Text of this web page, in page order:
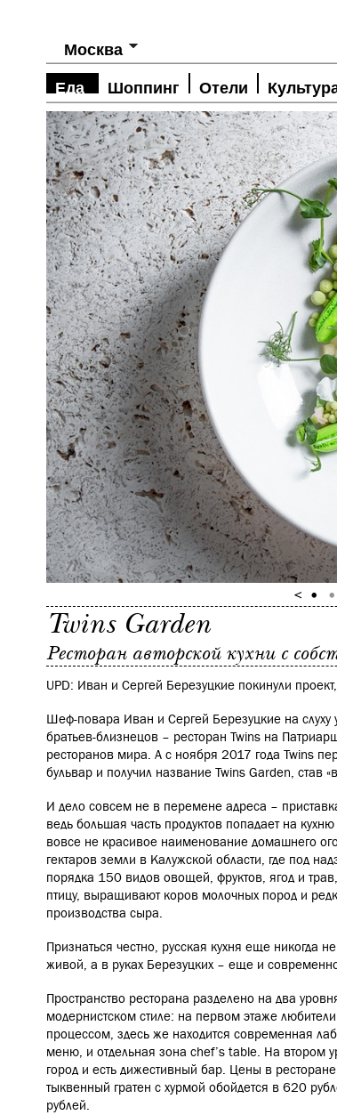
Москва
Еда Шоппинг Отели
Twins Garden
Ресторан авторской кухни с
UPD: Иван и Сергей Березуцкие покинули
Шеф-повара Иван и Сергей Березуцкие на
братьев-близнецов – ресторан Twins на
ресторанов мира. А с ноября 2017 года Twins
бульвар и получил название Twins Garden, став
И дело совсем не в перемене адреса –
ведь большая часть продуктов попадает на
вовсе не красивое наименование домашнего
гектаров земли в Калужской области, где под
порядка 150 видов овощей, фруктов, ягод и
птицу, выращивают коров молочных пород и
производства сыра.
Признаться честно, русская кухня еще никогда
живой, а в руках Березуцких – еще и
Пространство ресторана разделено на два
модернистском стиле: на первом этаже любители
процессом, здесь же находится современная
меню, и отдельная зона сhef’s table. На втором
город и есть дижестивный бар. Цены в
тыквенный гратен с хурмой обойдется в 620
рублей.